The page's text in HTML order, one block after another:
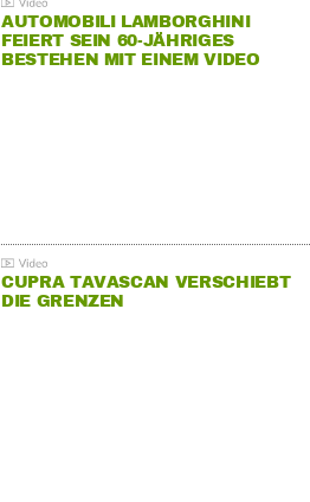
AUTOMOBILI LAMBORGHINI
FEIERT SEIN 60-JÄHRIGES
BESTEHEN MIT EINEM VIDEO
CUPRA TAVASCAN VERSCHIEBT
DIE GRENZEN